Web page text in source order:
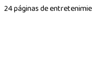
24 páginas de